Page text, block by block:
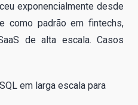
exponencialmente desde
como padrão em fintechs,
de alta escala. Casos
em larga escala para